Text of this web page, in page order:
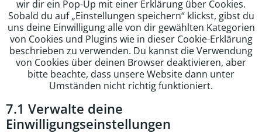
wir dir ein Pop-Up mit einer Erklärung über Cookies.
Sobald du auf „Einstellungen speichern“ klickst, gibst du
uns deine Einwilligung alle von dir gewählten Kategorien
von Cookies und Plugins wie in dieser Cookie-Erklärung
beschrieben zu verwenden. Du kannst die Verwendung
von Cookies über deinen Browser deaktivieren, aber
bitte beachte, dass unsere Website dann unter
Umständen nicht richtig funktioniert.
7.1 Verwalte deine
Einwilligungseinstellungen